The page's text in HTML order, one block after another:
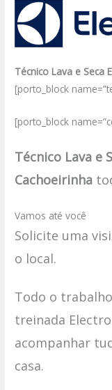
Técnico Lava e Seca
[porto_block
[porto_block
Técnico Lava e
Cachoeirinha
Vamos até você
Solicite uma
o local.
Todo o
treinada
acompanhar
casa.